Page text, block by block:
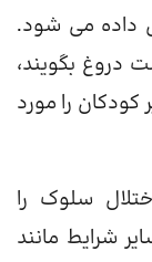
داده می شود.
دروغ بگویند،
کودکان را مورد
سلوک را
شرایط مانند